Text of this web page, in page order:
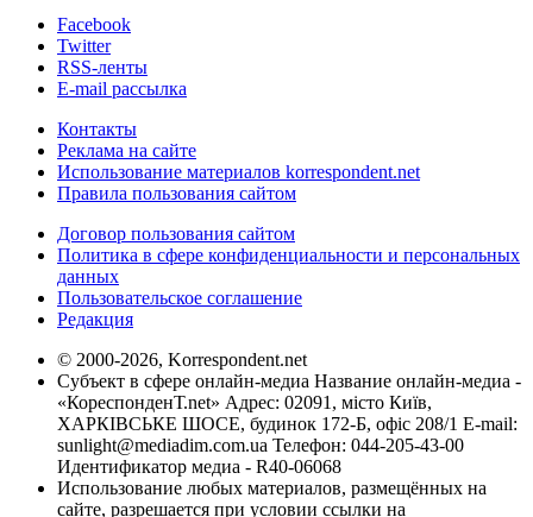
Facebook
Twitter
RSS-ленты
E-mail рассылка
Контакты
Реклама на сайте
Использование материалов korrespondent.net
Правила пользования сайтом
Договор пользования сайтом
Политика в сфере конфиденциальности и персональных
данных
Пользовательское соглашение
Редакция
© 2000-2026, Korrespondent.net
Субъект в сфере онлайн-медиа Название онлайн-медиа -
«КореспонденТ.net» Адрес: 02091, місто Київ,
ХАРКІВСЬКЕ ШОСЕ, будинок 172-Б, офіс 208/1 E-mail:
sunlight@mediadim.com.ua Телефон: 044-205-43-00
Идентификатор медиа - R40-06068
Использование любых материалов, размещённых на
сайте, разрешается при условии ссылки на